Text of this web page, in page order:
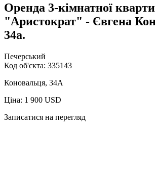
Оренда 3-кімнатної
"Аристократ" - Євгена
34а.
Печерський
Код об'єкта: 335143
Коновальця, 34А
Ціна: 1 900 USD
Записатися на перегляд